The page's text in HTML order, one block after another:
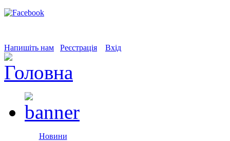
Напишіть нам Реєстрація Вхід
Новини